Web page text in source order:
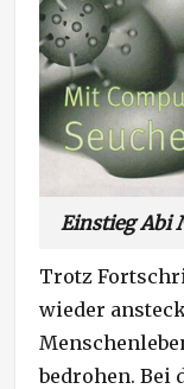
n
Einstieg Abi
Trotz
wieder
bedrohen. Bei